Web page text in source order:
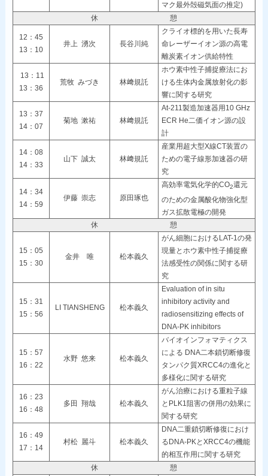
マク最外殻磁気面の推定)
休 憩
12：45
13：10
井上 湧次 長谷川純
クライオ標的を用いた長寿
命レーザーイオン源の高電
離炭素イオン供給特性
13：11
13：36
荒牧 みづき 林﨑規託
ホウ素中性子捕捉療法にお
ける生体内金属放射化の影
響に関する研究
13：37
14：07
菊地 漱祐 林﨑規託
At-211製造加速器用10 GHz
ECR He二価イオン源の設
計
14：08
14：33
山下 誠太 林﨑規託
産業用超大型X線CT装置の
ための電子線形加速器の研
究
14：34
14：59
伊藤 崇志 原田琢也
高効率電気化学的CO2還元
のための金属酸化物強化型
ガス拡散電極の開発
休 憩
15：05
15：30
金井 唯 松本義久
がん細胞におけるLAT-1の発
現量とホウ素中性子捕捉療
法感受性の関係に関する研
究
15：31
15：56
LI TIANSHENG 松本義久
Evaluation of in situ
inhibitory activity and
radiosensitizing effects of
DNA-PK inhibitors
15：57
16：22
水野 悠来 松本義久
バイオインフォマティクス
による DNA二本鎖切断修復
タンパク質XRCC4の進化と
多様化に関する研究
16：23
16：48
多田 翔哉 松本義久
がん治療における重粒子線
とPLK1阻害の併用の効果に
関する研究
16：49
17：14
村松 麗斗 松本義久
DNA二重鎖切断修復におけ
るDNA-PKとXRCC4の機能
的相互作用に関する研究
休 憩